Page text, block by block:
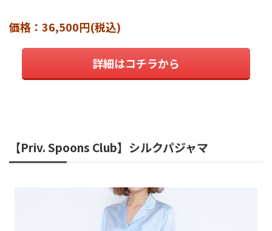
価格：36,500円(税込)
詳細はコチラから
【Priv. Spoons Club】シルクパジャマ